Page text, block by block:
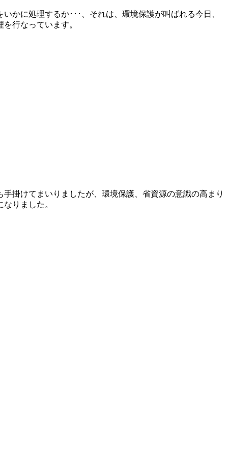
かに処理するか･･･、それは、環境保護が叫ばれる今日、
行なっています。
掛けてまいりましたが、環境保護、省資源の意識の高まり
りました。